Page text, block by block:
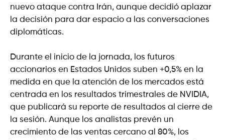
nuevo ataque contra Irán, aunque decidió aplazar
la decisión para dar espacio a las conversaciones
diplomáticas.
Durante el inicio de la jornada, los futuros
accionarios en Estados Unidos suben +0,5% en la
medida en que la atención de los mercados está
centrada en los resultados trimestrales de NVIDIA,
que publicará su reporte de resultados al cierre de
la sesión. Aunque los analistas prevén un
crecimiento de las ventas cercano al 80%, los